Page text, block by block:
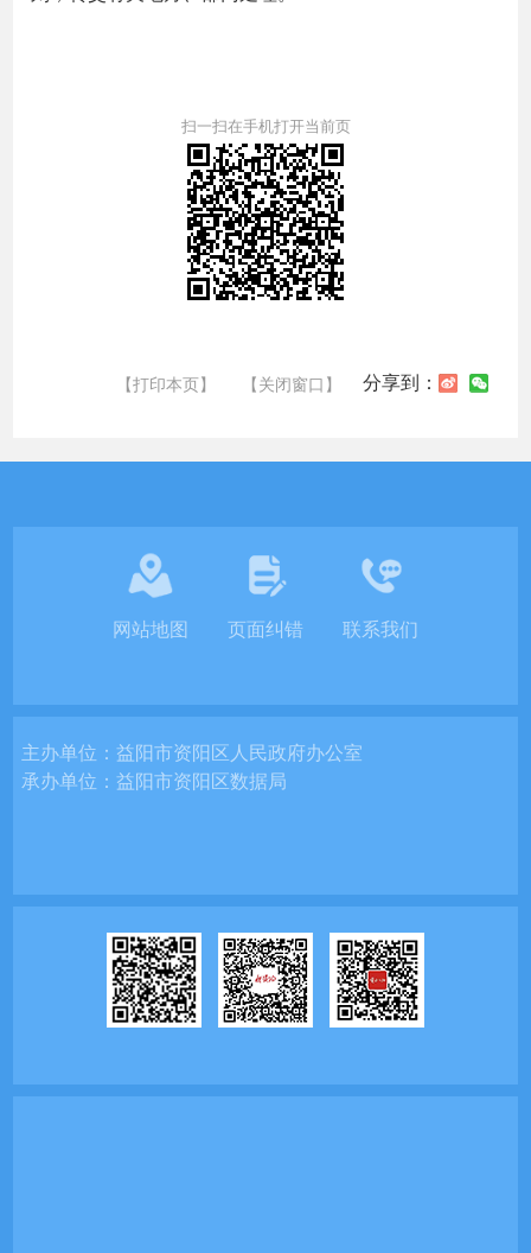
扫一扫在手机打开当前页
【打印本页】 【关闭窗口】 分享到：
网站地图 页面纠错 联系我们
主办单位：益阳市资阳区人民政府办公室
承办单位：益阳市资阳区数据局